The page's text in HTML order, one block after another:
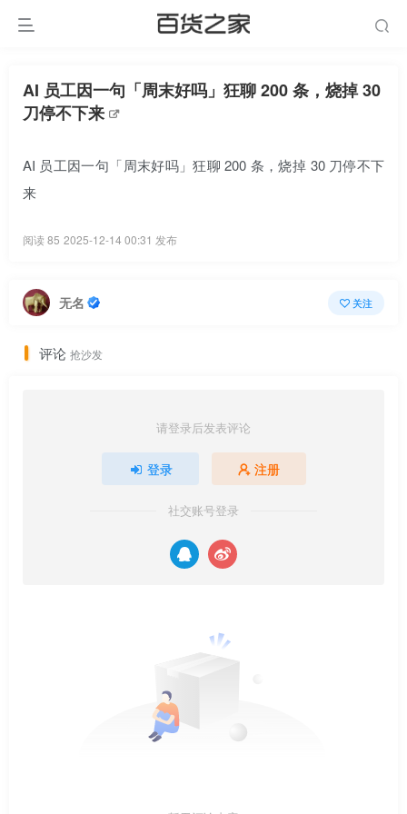
AI 员工因一句「周末好吗」狂聊 200 条，烧掉 30
刀停不下来
AI 员工因一句「周末好吗」狂聊 200 条，烧掉 30 刀停不下
来
阅读 85 2025-12-14 00:31 发布
无名 关注
评论 抢沙发
请登录后发表评论
登录 注册
社交账号登录